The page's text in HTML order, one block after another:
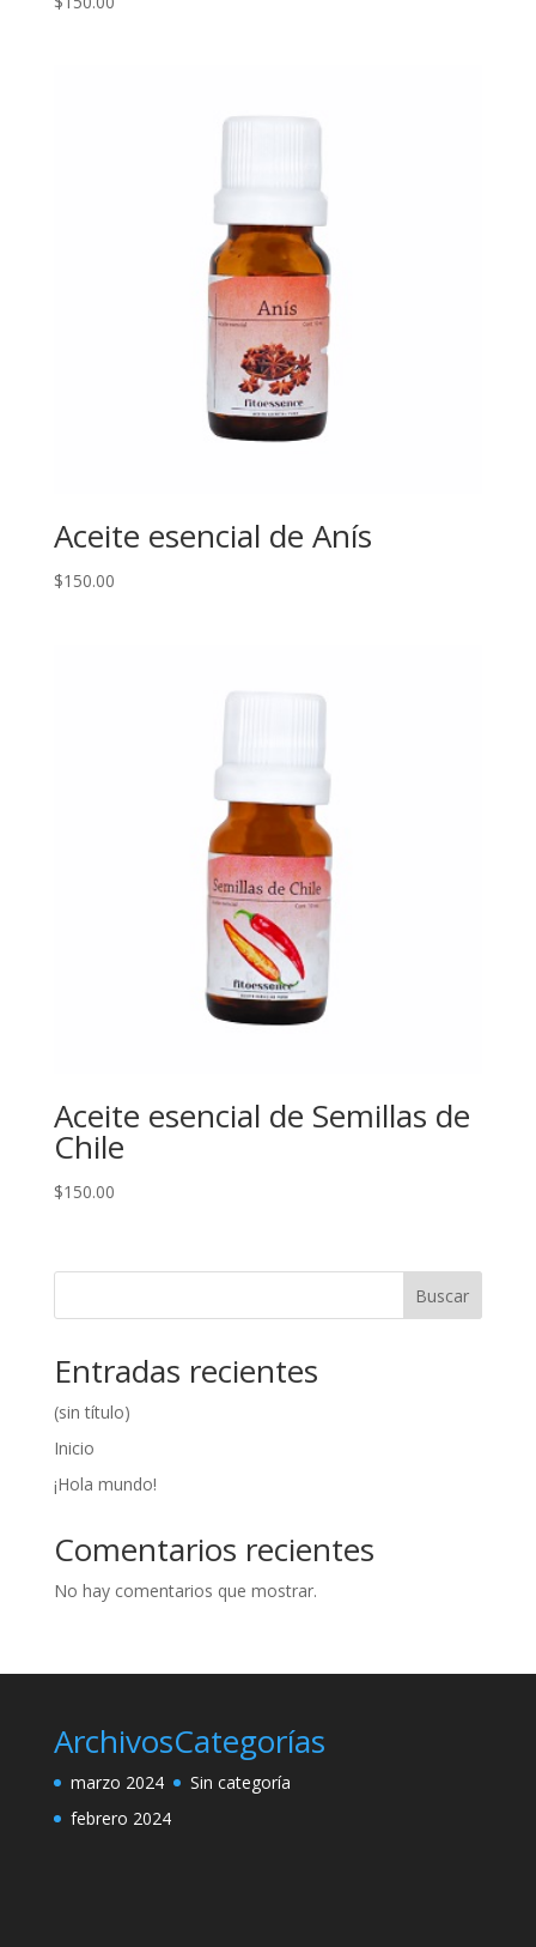
Aceite esencial de Anís
$150.00
Aceite esencial de Semillas de
Chile
$150.00
Buscar
Entradas recientes
(sin título)
Inicio
¡Hola mundo!
Comentarios recientes
No hay comentarios que mostrar.
Archivos
marzo 2024
febrero 2024
Categorías
Sin categoría